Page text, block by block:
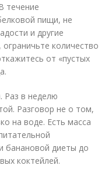
течение
пищи, не
и другие
количество
от «пустых
Раз в неделю
Разговор не о том,
на воде. Есть масса
банановой диеты до
коктейлей.